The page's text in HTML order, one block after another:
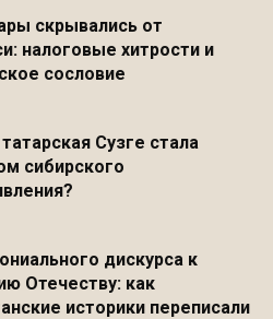
скрывались от
налоговые хитрости и
сословие
Сузге стала
сибирского
дискурса к
Отечеству: как
историки переписали